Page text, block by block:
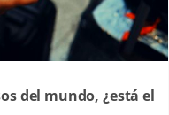
del mundo, ¿está el